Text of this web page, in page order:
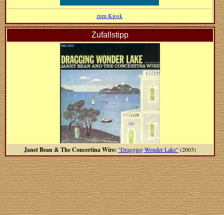
zum Kiosk
Zufallstipp
Janet Bean & The Concertina Wire: "Dragging Wonder Lake" (2003)